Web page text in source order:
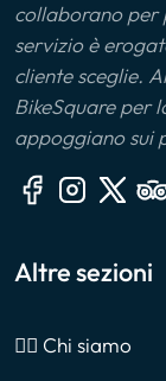
collaborano per
servizio è
cliente sceglie.
BikeSquare per
appoggiano sui
Altre sezioni
🙎‍♂️ Chi siamo